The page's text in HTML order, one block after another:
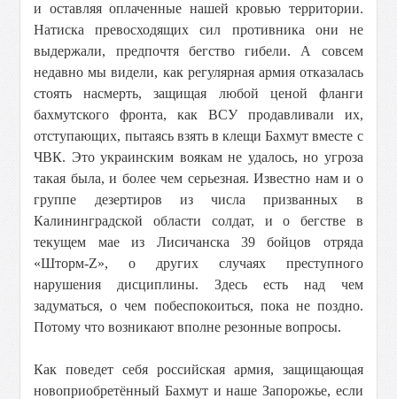
и оставляя оплаченные нашей кровью территории.
Натиска превосходящих сил противника они не
выдержали, предпочтя бегство гибели. А совсем
недавно мы видели, как регулярная армия отказалась
стоять насмерть, защищая любой ценой фланги
бахмутского фронта, как ВСУ продавливали их,
отступающих, пытаясь взять в клещи Бахмут вместе с
ЧВК. Это украинским воякам не удалось, но угроза
такая была, и более чем серьезная. Известно нам и о
группе дезертиров из числа призванных в
Калининградской области солдат, и о бегстве в
текущем мае из Лисичанска 39 бойцов отряда
«Шторм-Z», о других случаях преступного
нарушения дисциплины. Здесь есть над чем
задуматься, о чем побеспокоиться, пока не поздно.
Потому что возникают вполне резонные вопросы.
Как поведет себя российская армия, защищающая
новоприобретённый Бахмут и наше Запорожье, если